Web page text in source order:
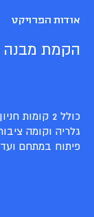
אודות הפרויקט
הקמת מבנה
כולל 2
גלריה וקומה
פיתוח במתחם